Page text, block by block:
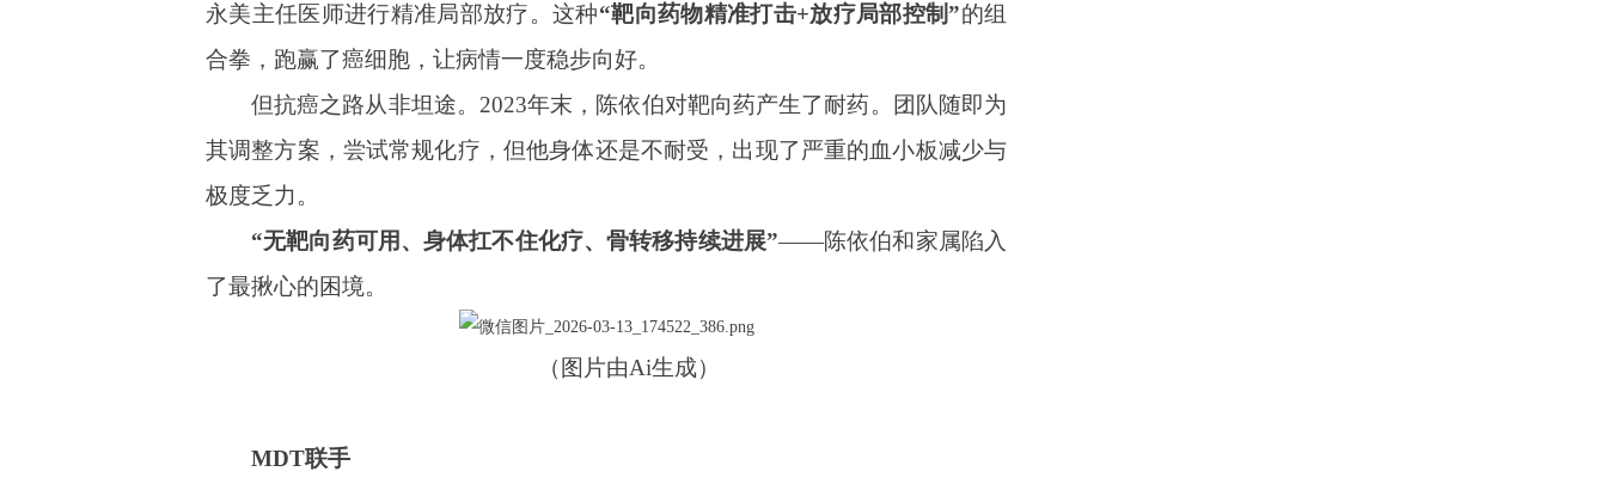
永美主任医师进行精准局部放疗。这种“靶向药物精准打击+放疗局部控制”的组
合拳，跑赢了癌细胞，让病情一度稳步向好。
但抗癌之路从非坦途。2023年末，陈依伯对靶向药产生了耐药。团队随即为
其调整方案，尝试常规化疗，但他身体还是不耐受，出现了严重的血小板减少与
极度乏力。
“无靶向药可用、身体扛不住化疗、骨转移持续进展”——陈依伯和家属陷入
了最揪心的困境。
（图片由Ai生成）
MDT联手